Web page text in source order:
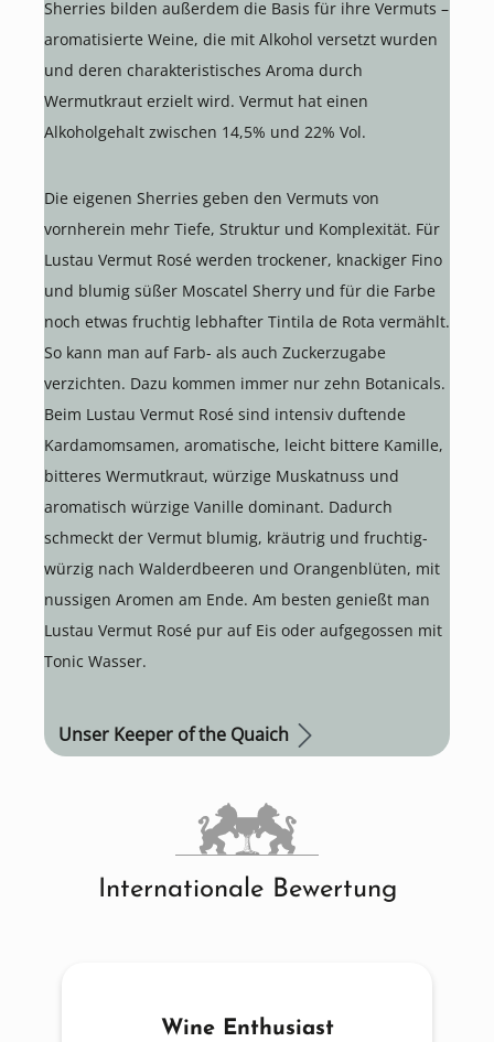
Sherries bilden außerdem die Basis für ihre Vermuts –
aromatisierte Weine, die mit Alkohol versetzt wurden
und deren charakteristisches Aroma durch
Wermutkraut erzielt wird. Vermut hat einen
Alkoholgehalt zwischen 14,5% und 22% Vol.
Die eigenen Sherries geben den Vermuts von
vornherein mehr Tiefe, Struktur und Komplexität. Für
Lustau Vermut Rosé werden trockener, knackiger Fino
und blumig süßer Moscatel Sherry und für die Farbe
noch etwas fruchtig lebhafter Tintila de Rota vermählt.
So kann man auf Farb- als auch Zuckerzugabe
verzichten. Dazu kommen immer nur zehn Botanicals.
Beim Lustau Vermut Rosé sind intensiv duftende
Kardamomsamen, aromatische, leicht bittere Kamille,
bitteres Wermutkraut, würzige Muskatnuss und
aromatisch würzige Vanille dominant. Dadurch
schmeckt der Vermut blumig, kräutrig und fruchtig-
würzig nach Walderdbeeren und Orangenblüten, mit
nussigen Aromen am Ende. Am besten genießt man
Lustau Vermut Rosé pur auf Eis oder aufgegossen mit
Tonic Wasser.
Unser Keeper of the Quaich
Internationale Bewertung
Wine Enthusiast